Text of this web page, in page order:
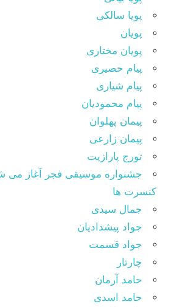
پویا سالکی
پویان
پویان مختاری
پیام حصیری
پیام شیاری
پیام محمودیان
پیمان پهلوان
پیمان زارعی
تورج پارازیت
جشنواره موسیقی فجر آغاز می
کنسرت ها
جمال سیدی
جواد پیشدادیان
جواد قسمت
چارتار
حامد آرمان
حامد اسدی